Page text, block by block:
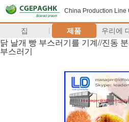
China Production Line
집 제품 우리에
닭 날개 빵 부스러기를 기계//진동
부스러기